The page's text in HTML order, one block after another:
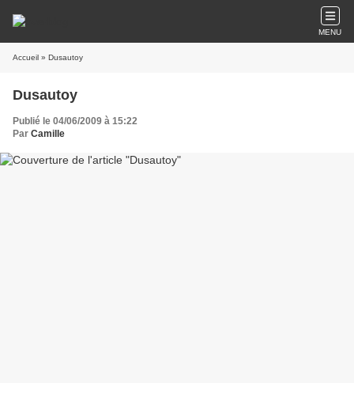
MENU
Accueil » Dusautoy
Dusautoy
Publié le 04/06/2009 à 15:22
Par Camille